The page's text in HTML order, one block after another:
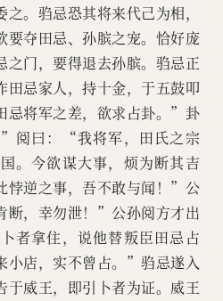
。驺忌恐其将来代己为相，
要夺田忌、孙膑之宠。恰好庞
之门，要得退去孙膑。驺忌正
田忌家人，持十金，于五鼓叩
忌将军之差，欲求占卦。”卦
阅曰：“我将军，田氏之宗
。今欲谋大事，烦为断其吉
逆之事，吾不敢与闻！”公
断，幸勿泄！”公孙阅方才出
者拿住，说他替叛臣田忌占
店，实不曾占。”驺忌遂入
于威王，即引卜者为证。威王